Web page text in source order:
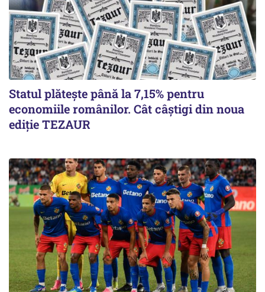
Statul plătește până la 7,15% pentru
economiile românilor. Cât câștigi din noua
ediție TEZAUR